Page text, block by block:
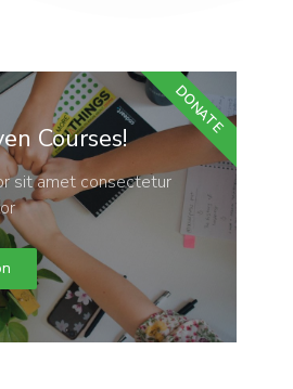
Courses!
sit amet consectetur
DONATE